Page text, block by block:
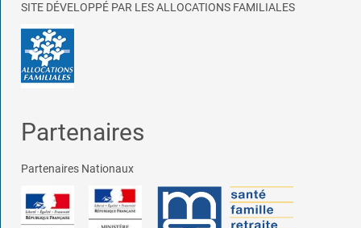
SITE DÉVELOPPÉ PAR LES ALLOCATIONS FAMILIALES
Partenaires
Partenaires Nationaux